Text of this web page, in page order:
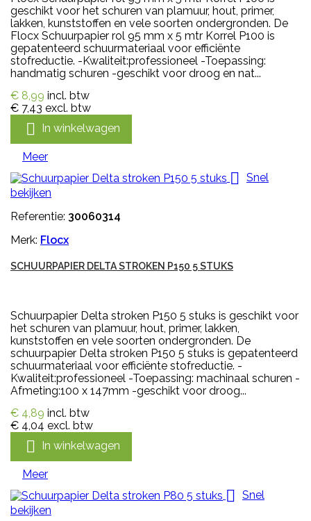
geschikt voor het schuren van plamuur, hout, primer,
lakken, kunststoffen en vele soorten ondergronden. De
Flocx Schuurpapier rol 95 mm x 5 mtr Korrel P100 is
gepatenteerd schuurmateriaal voor efficiënte
stofreductie. -Kwaliteit:professioneel -Toepassing:
handmatig schuren -geschikt voor droog en nat...
€ 8,99 incl. btw
€ 7,43 excl. btw
 In winkelwagen
Meer
 Snel
bekijken
Referentie: 30060314
Merk: Flocx
SCHUURPAPIER DELTA STROKEN P150 5 STUKS
Schuurpapier Delta stroken P150 5 stuks is geschikt voor
het schuren van plamuur, hout, primer, lakken,
kunststoffen en vele soorten ondergronden. De
schuurpapier Delta stroken P150 5 stuks is gepatenteerd
schuurmateriaal voor efficiënte stofreductie. -
Kwaliteit:professioneel -Toepassing: machinaal schuren -
Afmeting:100 x 147mm -geschikt voor droog...
€ 4,89 incl. btw
€ 4,04 excl. btw
 In winkelwagen
Meer
 Snel
bekijken